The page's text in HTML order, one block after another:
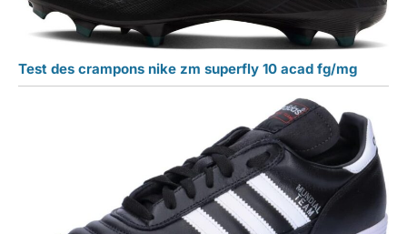
Test des crampons nike zm superfly 10 acad fg/mg